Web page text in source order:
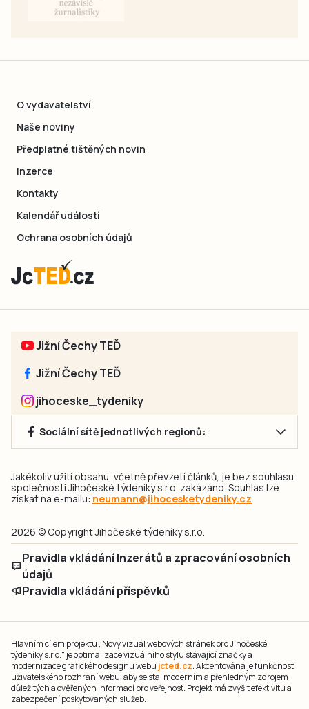
O vydavatelství
Naše noviny
Předplatné tištěných novin
Inzerce
Kontakty
Kalendář událostí
Ochrana osobních údajů
Jižní Čechy TEĎ
Jižní Čechy TEĎ
jihoceske_tydeniky
Sociální sítě jednotlivých regionů:
Jakékoliv užití obsahu, včetně převzetí článků, je bez souhlasu
společnosti Jihočeské týdeníky s.r.o. zakázáno. Souhlas lze
získat na e-mailu: neumann@jihocesketydeniky.cz
2026 © Copyright Jihočeské týdeníky s.r.o.
Pravidla vkládání Inzerátů a zpracování osobních
údajů
Pravidla vkládání příspěvků
Hlavním cílem projektu „Nový vizuál webových stránek pro Jihočeské
týdeníky s.r.o." je optimalizace vizuálního stylu stávající značky a
modernizace grafického designu webu jcted.cz. Akcentována je funkčnost
uživatelského rozhraní webu, aby se stal moderním a přehledným zdrojem
důležitých a ověřených informací pro veřejnost. Projekt má zvýšit efektivitu a
zabezpečení poskytovaných služeb.